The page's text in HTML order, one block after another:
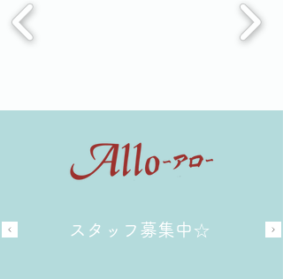
​スタッフ募集中☆